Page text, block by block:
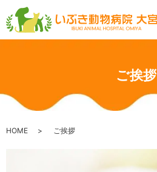
ご挨拶
HOME ご挨拶